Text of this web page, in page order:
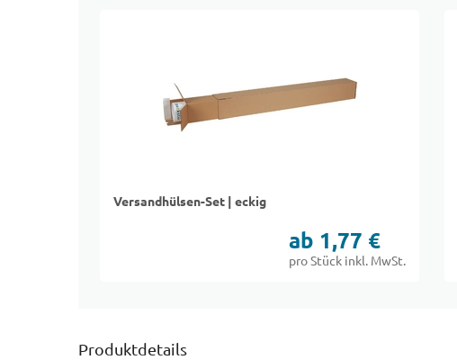
Versandhülsen-Set | eckig
ab 1,77 €
pro Stück inkl. MwSt.
Produktdetails